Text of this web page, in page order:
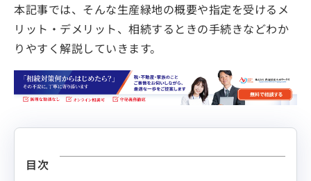
本記事では、そんな生産緑地の概要や指定を受けるメ
リット・デメリット、相続するときの手続きなどわか
りやすく解説していきます。
目次